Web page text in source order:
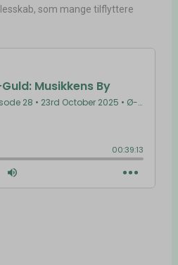
som mange tilflyttere